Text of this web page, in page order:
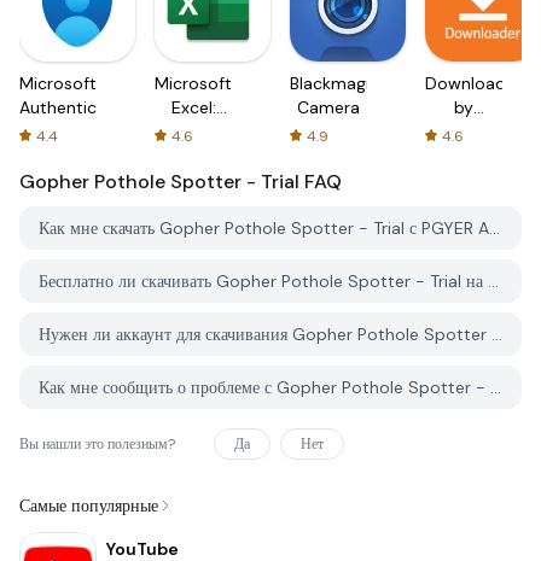
Microsoft
Authenticator
4.4
Microsoft
Excel:
Spreadsheets
4.6
Blackmagic
Camera
4.9
Downloader
by
AFTVnews
4.6
Gopher Pothole Spotter - Trial FAQ
Как мне скачать Gopher Pothole Spotter - Trial с PGYER APK HUB?
Бесплатно ли скачивать Gopher Pothole Spotter - Trial на PGYER APK HUB?
Нужен ли аккаунт для скачивания Gopher Pothole Spotter - Trial с PGYER APK HUB?
Как мне сообщить о проблеме с Gopher Pothole Spotter - Trial на PGYER APK HUB?
Вы нашли это полезным? Да Нет
Самые популярные
YouTube